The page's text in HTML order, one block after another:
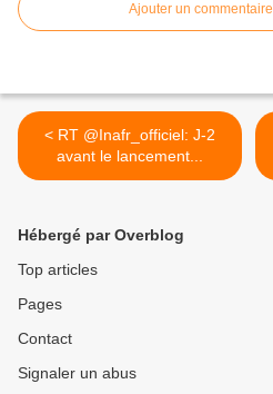
Ajouter un commentaire
< RT @Inafr_officiel: J-2
avant le lancement...
Hébergé par Overblog
Top articles
Pages
Contact
Signaler un abus